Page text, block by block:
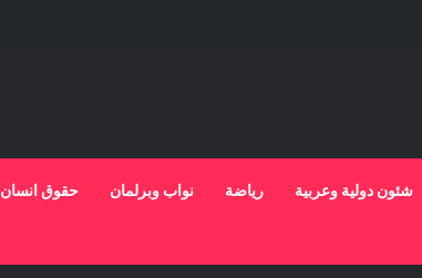
شئون دولية وعربية رياضة نواب وبرلمان حقوق انسان